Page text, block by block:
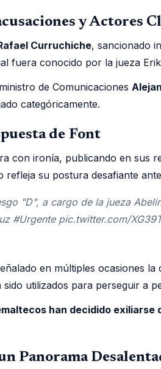
y Actores
Curruchiche, sancionado
fuera conocido por la jueza
de Comunicaciones
categóricamente.
de Font
con ironía, publicando en sus
refleja su postura desafiante
"D", a cargo de la jueza
#Urgente pic.twitter.com/
en múltiples ocasiones
utilizados para perseguir a
han decidido exiliarse
Panorama